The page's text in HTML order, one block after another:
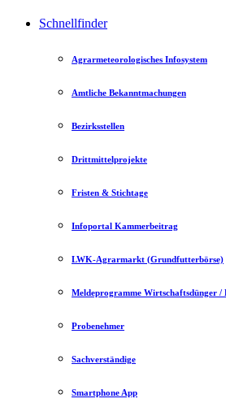
Schnellfinder
Agrarmeteorologisches Infosystem
Amtliche Bekanntmachungen
Bezirksstellen
Drittmittelprojekte
Fristen & Stichtage
Infoportal Kammerbeitrag
LWK-Agrarmarkt (Grundfutterbörse)
Meldeprogramme Wirtschaftsdünger /
Probenehmer
Sachverständige
Smartphone App